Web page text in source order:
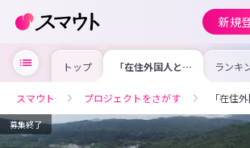
新規
トップ 「在住外国人と地
域住民の交流」に
募集！
ランキ
スマウト プロジェクトをさがす 「在住
募集終了